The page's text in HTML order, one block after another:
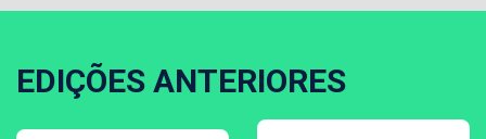
EDIÇÕES ANTERIORES